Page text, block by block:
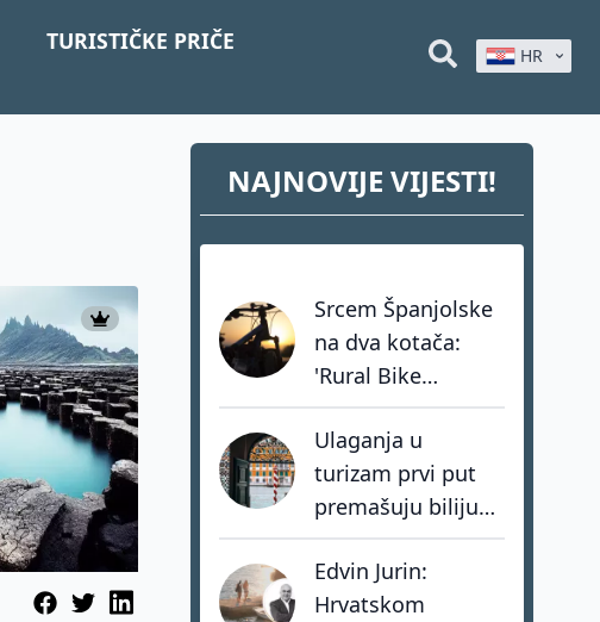
TURISTIČKE PRIČE
HR
NAJNOVIJE VIJESTI!
Srcem Španjolske
na dva kotača:
'Rural Bike
Conecta' spašava
sela kroz mit o
Don Quijoteu
Ulaganja u
turizam prvi put
premašuju bilijun
dolara: investitori
biraju destinacije s
dugoročnom
Edvin Jurin:
Hrvatskom